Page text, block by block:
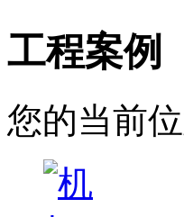
工程案例
您的当前